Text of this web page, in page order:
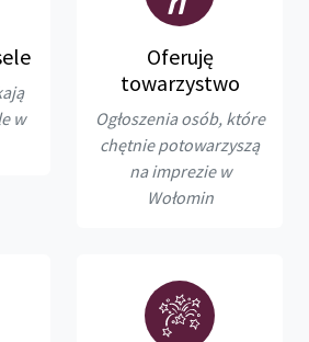
w
Oferuję
towarzystwo
Ogłoszenia osób, które
chętnie potowarzyszą
na imprezie w
Wołomin